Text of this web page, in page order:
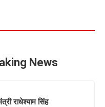
News
राधेश्याम सिंह